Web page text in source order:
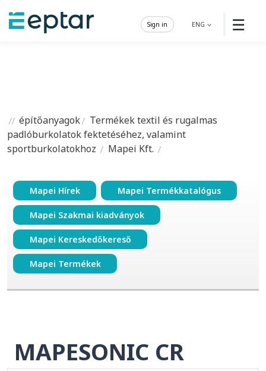
☰
ENG
Sign in
építőanyagok
Termékek textil és rugalmas
padlóburkolatok fektetéséhez, valamint
sportburkolatokhoz
Mapei Kft.
Mapei Hírek Mapei Termékkatalógus
Mapei Szakmai kiadványok
Mapei Kereskedőkereső
Mapei Termékek
MAPESONIC CR